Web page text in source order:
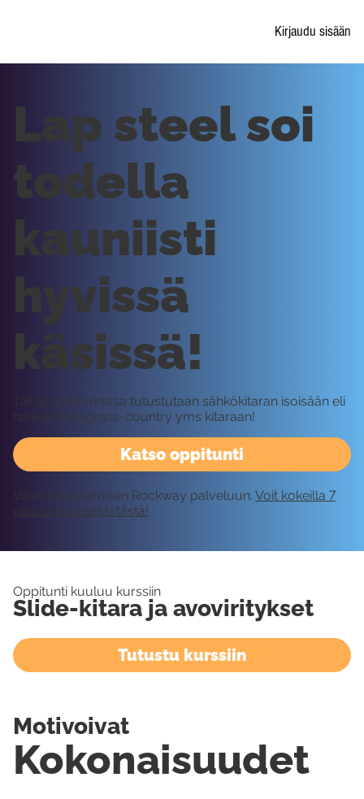
Kirjaudu sisään
Katso oppitunti
Lap steel soi
todella
kauniisti
hyvissä
käsissä!
Tässä oppitunnissa tutustutaan sähkökitaran isoisään eli
hawaiji-bluegrass-country yms kitaraan!
Vaatii kirjautumisen Rockway palveluun. Voit kokeilla 7
päivää ilmaiseksi tästä!
Oppitunti kuuluu kurssiin
Slide-kitara ja avoviritykset
Tutustu kurssiin
Kokonaisuudet
Motivoivat